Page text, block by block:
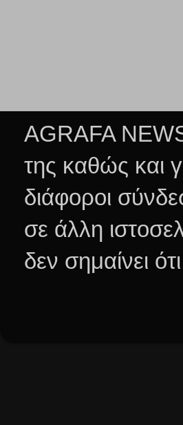
AGRAFA
της καθώς και
διάφοροι
σε άλλη
δεν σημαίνει